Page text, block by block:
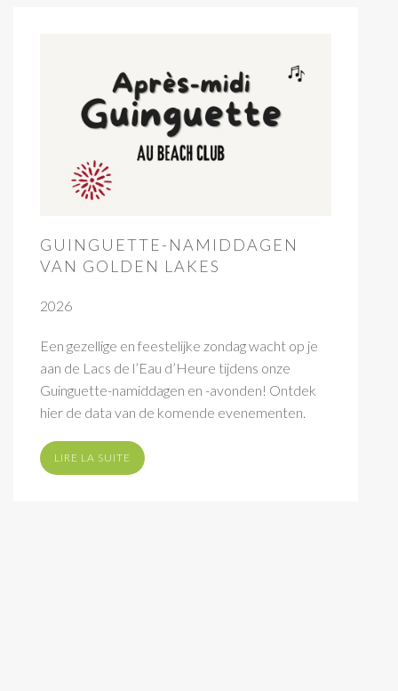
GUINGUETTE-NAMIDDAGEN
VAN GOLDEN LAKES
2026
Een gezellige en feestelijke zondag wacht op je
aan de Lacs de l’Eau d’Heure tijdens onze
Guinguette-namiddagen en -avonden! Ontdek
hier de data van de komende evenementen.
LIRE LA SUITE